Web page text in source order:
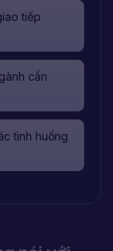
tiếp
cần
tình huống
của bài thi
sử, luật
phần